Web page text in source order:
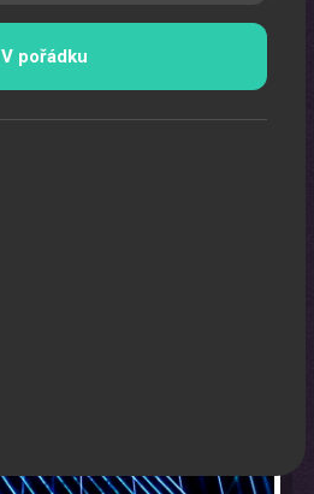
V pořádku